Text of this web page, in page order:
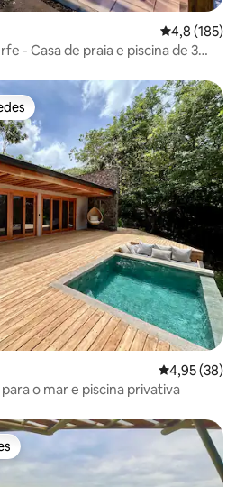
4,8 de uma
4,8 (185)
- Casa de praia e piscina de 3
dos hóspedes
4,95 de uma
4,95 (38)
o mar e piscina privativa